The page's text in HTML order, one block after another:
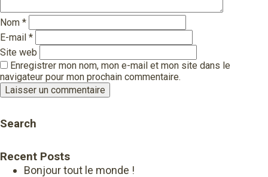
Nom *
E-mail *
Site web
Enregistrer mon nom, mon e-mail et mon site dans le
navigateur pour mon prochain commentaire.
Search
Recent Posts
Bonjour tout le monde !